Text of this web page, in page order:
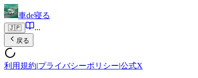
車de寝る
🇯🇵 ...
戻る
利用規約|プライバシーポリシー|公式X